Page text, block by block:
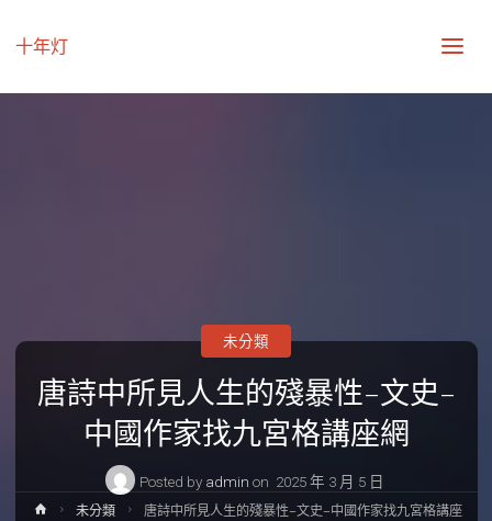
十年灯
唐詩中所見人生的殘暴性–文史–
中國作家找九宮格講座網
Posted by admin on 2025 年 3 月 5 日
未分類
Home未分類
唐詩中所見人生的殘暴性–文史–中國作家找九宮格講座